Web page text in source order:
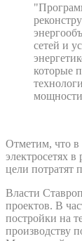
сетей и
которые
мощности
Отметим, что в
электросетях
цели потратят
Власти
проектов. В
постройки на
производству